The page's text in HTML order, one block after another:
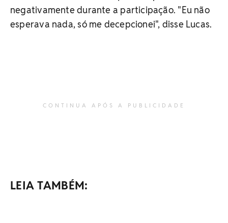
negativamente durante a participação. "Eu não
esperava nada, só me decepcionei", disse Lucas.
CONTINUA APÓS A PUBLICIDADE
LEIA TAMBÉM: